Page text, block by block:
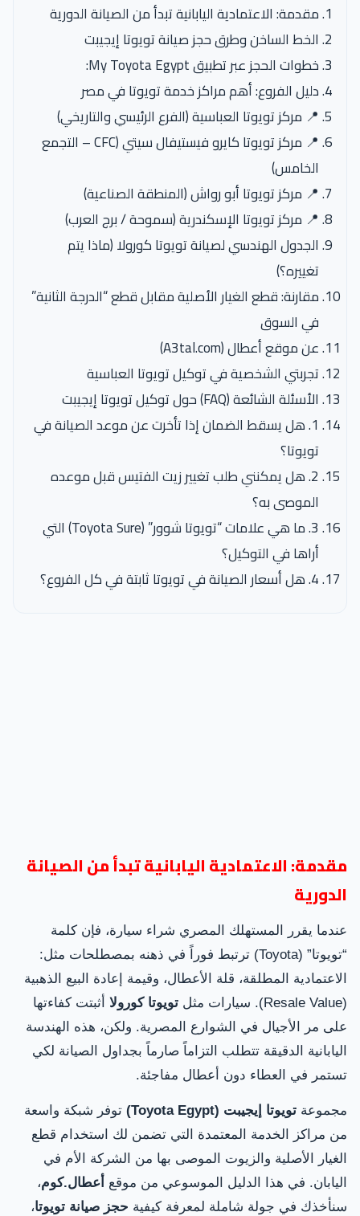
مقدمة: الاعتمادية اليابانية تبدأ من الصيانة الدورية
الخط الساخن وطرق حجز صيانة تويوتا إيجيبت
خطوات الحجز عبر تطبيق My Toyota Egypt:
دليل الفروع: أهم مراكز خدمة تويوتا في مصر
📍 مركز تويوتا العباسية (الفرع الرئيسي والتاريخي)
📍 مركز تويوتا كايرو فيستيفال سيتي (CFC – التجمع
الخامس)
📍 مركز تويوتا أبو رواش (المنطقة الصناعية)
📍 مركز تويوتا الإسكندرية (سموحة / برج العرب)
الجدول الهندسي لصيانة تويوتا كورولا (ماذا يتم
تغييره؟)
مقارنة: قطع الغيار الأصلية مقابل قطع “الدرجة الثانية”
في السوق
عن موقع أعطال (A3tal.com)
تجربتي الشخصية في توكيل تويوتا العباسية
الأسئلة الشائعة (FAQ) حول توكيل تويوتا إيجيبت
1. هل يسقط الضمان إذا تأخرت عن موعد الصيانة في
تويوتا؟
2. هل يمكنني طلب تغيير زيت الفتيس قبل موعده
الموصى به؟
3. ما هي علامات “تويوتا شوور” (Toyota Sure) التي
أراها في التوكيل؟
4. هل أسعار الصيانة في تويوتا ثابتة في كل الفروع؟
مقدمة: الاعتمادية اليابانية تبدأ من الصيانة
الدورية
عندما يقرر المستهلك المصري شراء سيارة، فإن كلمة
“تويوتا” (Toyota) ترتبط فوراً في ذهنه بمصطلحات مثل:
الاعتمادية المطلقة، قلة الأعطال، وقيمة إعادة البيع الذهبية
(Resale Value). سيارات مثل
تويوتا كورولا أثبتت كفاءتها
على مر الأجيال في الشوارع المصرية. ولكن، هذه الهندسة
اليابانية الدقيقة تتطلب التزاماً صارماً بجداول الصيانة لكي
تستمر في العطاء دون أعطال مفاجئة.
مجموعة تويوتا إيجيبت (Toyota Egypt)
توفر شبكة واسعة
من مراكز الخدمة المعتمدة التي تضمن لك استخدام قطع
الغيار الأصلية والزيوت الموصى بها من الشركة الأم في
اليابان. في هذا الدليل الموسوعي من موقع أعطال.كوم،
سنأخذك في جولة شاملة لمعرفة كيفية حجز صيانة تويوتا،